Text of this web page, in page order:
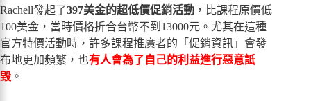
Rachell發起了397美金的超低價促銷活動 ，比課程原價低
100美金，當時價格折合台幣不到13000元。尤其在這種
官方特價活動時，許多課程推廣者的「促銷資訊」會發
布地更加頻繁，也有人會為了自己的利益進行惡意詆
毀 。